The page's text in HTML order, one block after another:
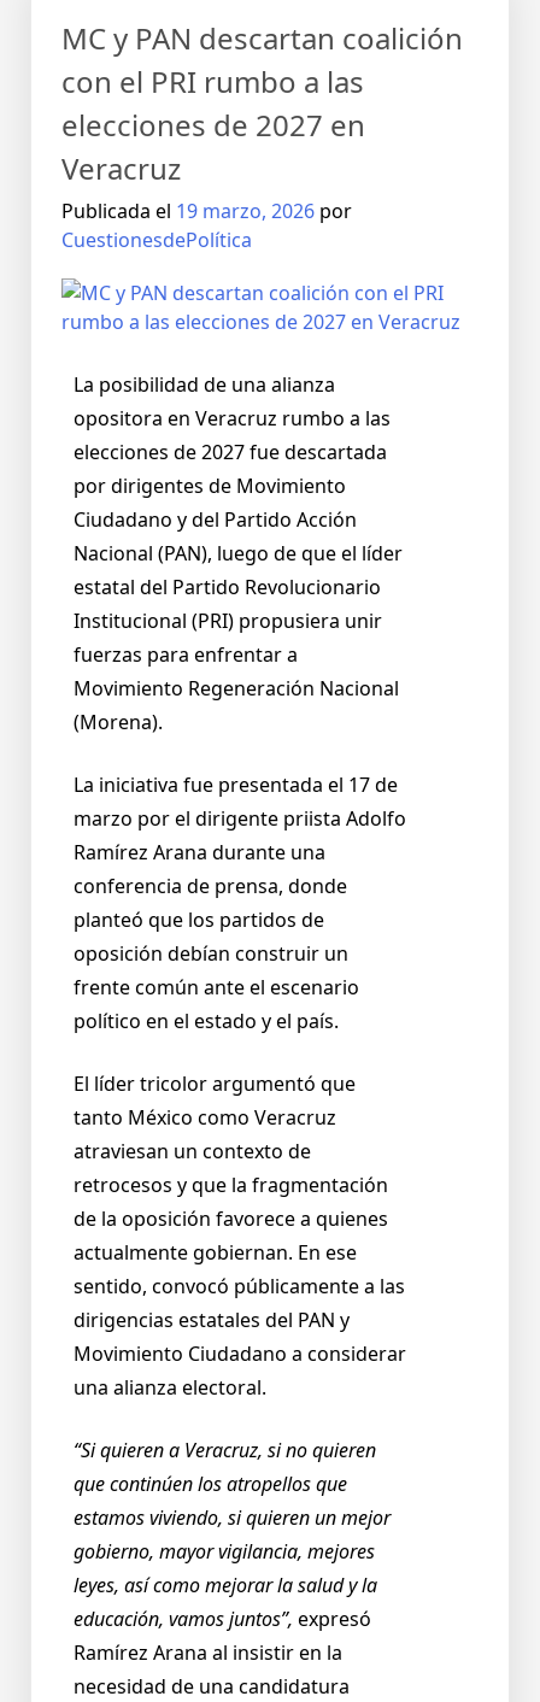
MC y PAN descartan coalición
con el PRI rumbo a las
elecciones de 2027 en
Veracruz
Publicada el 19 marzo, 2026 por
CuestionesdePolítica
La posibilidad de una alianza
opositora en Veracruz rumbo a las
elecciones de 2027 fue descartada
por dirigentes de Movimiento
Ciudadano y del Partido Acción
Nacional (PAN), luego de que el líder
estatal del Partido Revolucionario
Institucional (PRI) propusiera unir
fuerzas para enfrentar a
Movimiento Regeneración Nacional
(Morena).
La iniciativa fue presentada el 17 de
marzo por el dirigente priista Adolfo
Ramírez Arana durante una
conferencia de prensa, donde
planteó que los partidos de
oposición debían construir un
frente común ante el escenario
político en el estado y el país.
El líder tricolor argumentó que
tanto México como Veracruz
atraviesan un contexto de
retrocesos y que la fragmentación
de la oposición favorece a quienes
actualmente gobiernan. En ese
sentido, convocó públicamente a las
dirigencias estatales del PAN y
Movimiento Ciudadano a considerar
una alianza electoral.
“Si quieren a Veracruz, si no quieren
que continúen los atropellos que
estamos viviendo, si quieren un mejor
gobierno, mayor vigilancia, mejores
leyes, así como mejorar la salud y la
educación, vamos juntos”, expresó
Ramírez Arana al insistir en la
necesidad de una candidatura